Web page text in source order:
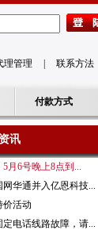
理管理 联系方法
付款方式
讯
5月6号晚上8点到...
网华通并入亿恩科技...
价活动
定电话线路故障，请...